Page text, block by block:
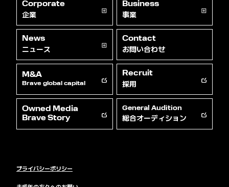
Corporate
企業
Business
事業
News
ニュース
Contact
お問い合わせ
M&A
Brave global capital
Recruit
採用
Owned Media
Brave Story
General Audition
総合オーディション
プライバシーポリシー